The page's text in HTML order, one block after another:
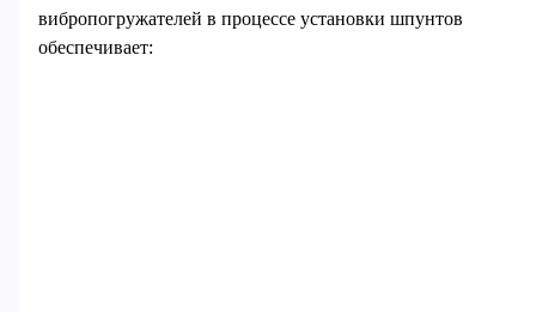
вибропогружателей в процессе установки шпунтов
обеспечивает: